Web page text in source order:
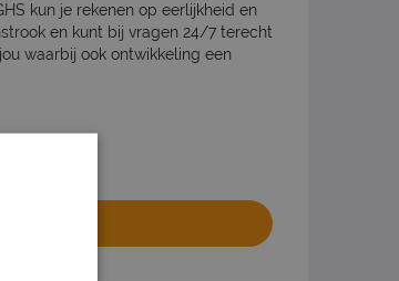
kun je rekenen op eerlijkheid en
en kunt bij vragen 24/7 terecht
waarbij ook ontwikkeling een